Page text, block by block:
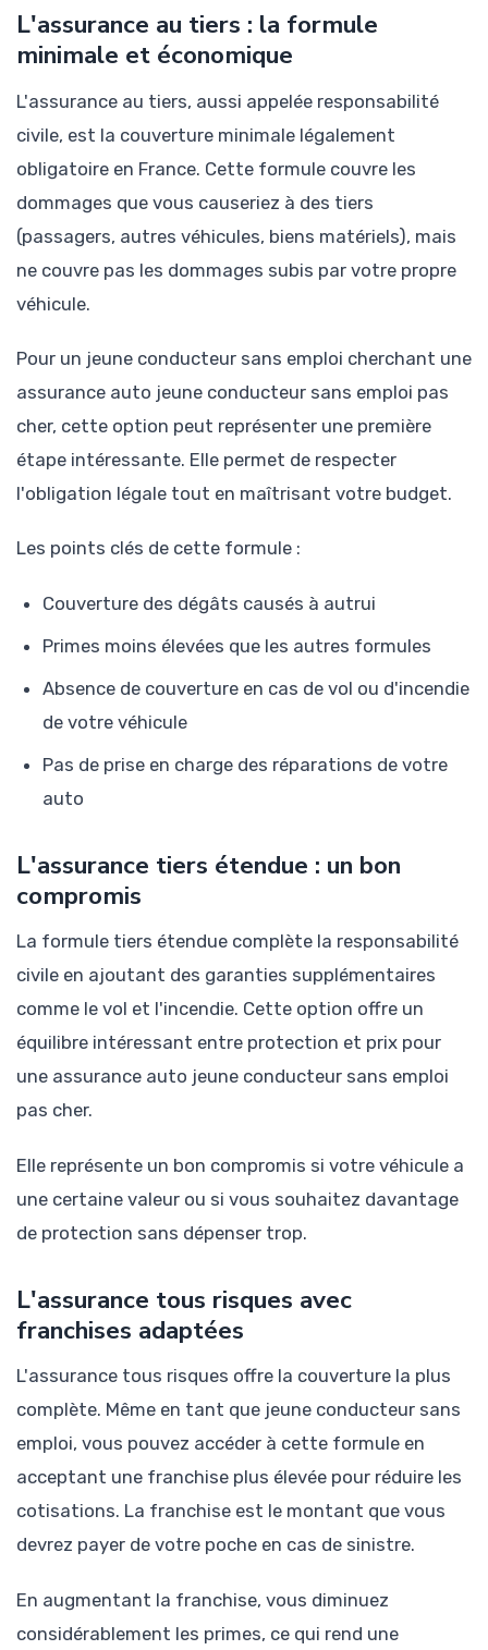
L'assurance au tiers : la formule
minimale et économique
L'assurance au tiers, aussi appelée responsabilité
civile, est la couverture minimale légalement
obligatoire en France. Cette formule couvre les
dommages que vous causeriez à des tiers
(passagers, autres véhicules, biens matériels), mais
ne couvre pas les dommages subis par votre propre
véhicule.
Pour un jeune conducteur sans emploi cherchant une
assurance auto jeune conducteur sans emploi pas
cher, cette option peut représenter une première
étape intéressante. Elle permet de respecter
l'obligation légale tout en maîtrisant votre budget.
Les points clés de cette formule :
Couverture des dégâts causés à autrui
Primes moins élevées que les autres formules
Absence de couverture en cas de vol ou d'incendie
de votre véhicule
Pas de prise en charge des réparations de votre
auto
L'assurance tiers étendue : un bon
compromis
La formule tiers étendue complète la responsabilité
civile en ajoutant des garanties supplémentaires
comme le vol et l'incendie. Cette option offre un
équilibre intéressant entre protection et prix pour
une assurance auto jeune conducteur sans emploi
pas cher.
Elle représente un bon compromis si votre véhicule a
une certaine valeur ou si vous souhaitez davantage
de protection sans dépenser trop.
L'assurance tous risques avec
franchises adaptées
L'assurance tous risques offre la couverture la plus
complète. Même en tant que jeune conducteur sans
emploi, vous pouvez accéder à cette formule en
acceptant une franchise plus élevée pour réduire les
cotisations. La franchise est le montant que vous
devrez payer de votre poche en cas de sinistre.
En augmentant la franchise, vous diminuez
considérablement les primes, ce qui rend une